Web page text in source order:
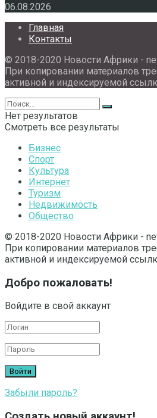
06.08.2026
Главная
Контакты
© 2018-2020 Новости Африки -
При копировании материалов
активной и индексируемой
Нет результатов
Смотреть все результаты
Бизнес
Спорт
Культура
Интернет
Туризм
Недвижимость
Общество
© 2018-2020 Новости Африки -
При копировании материалов
активной и индексируемой
Добро пожаловать!
Войдите в свой аккаунт
Забыли пароль?